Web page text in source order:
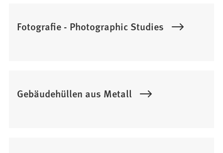
Fotografie - Photographic Studies
Gebäudehüllen aus Metall